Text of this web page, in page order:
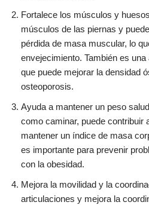
Fortalece los músculos y
músculos de las piernas y
pérdida de masa muscular, lo
envejecimiento. También es
que puede mejorar la densidad
osteoporosis.
Ayuda a mantener un peso
como caminar, puede contribuir
mantener un índice de masa
es importante para prevenir
con la obesidad.
Mejora la movilidad y la
articulaciones y mejora la